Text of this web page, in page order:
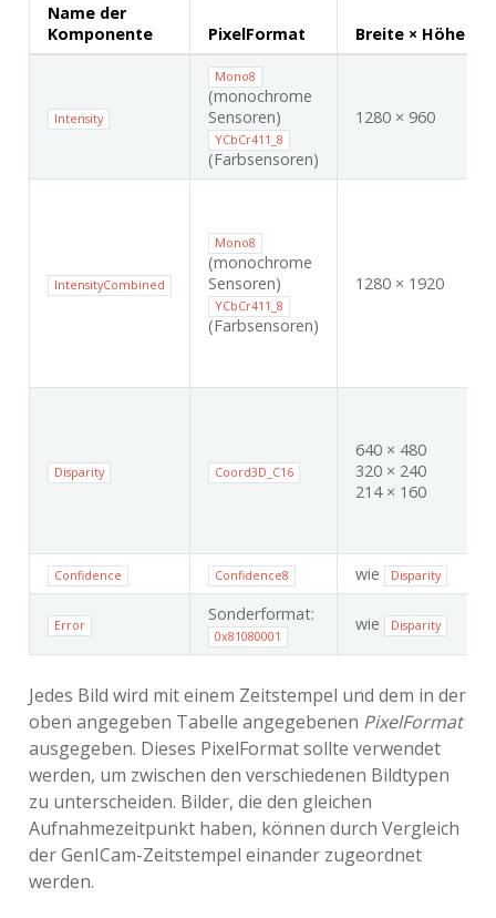
Name der
Komponente
PixelFormat Breite × Höhe
Intensity
Mono8
(monochrome
Sensoren)
YCbCr411_8
(Farbsensoren)
1280 × 960
IntensityCombined
Mono8
(monochrome
Sensoren)
YCbCr411_8
(Farbsensoren)
1280 × 1920
Disparity Coord3D_C16
640 × 480
320 × 240
214 × 160
Confidence Confidence8 wie Disparity
Error
Sonderformat:
0x81080001
wie Disparity
Jedes Bild wird mit einem Zeitstempel und dem in der
oben angegeben Tabelle angegebenen PixelFormat
ausgegeben. Dieses PixelFormat sollte verwendet
werden, um zwischen den verschiedenen Bildtypen
zu unterscheiden. Bilder, die den gleichen
Aufnahmezeitpunkt haben, können durch Vergleich
der GenICam-Zeitstempel einander zugeordnet
werden.